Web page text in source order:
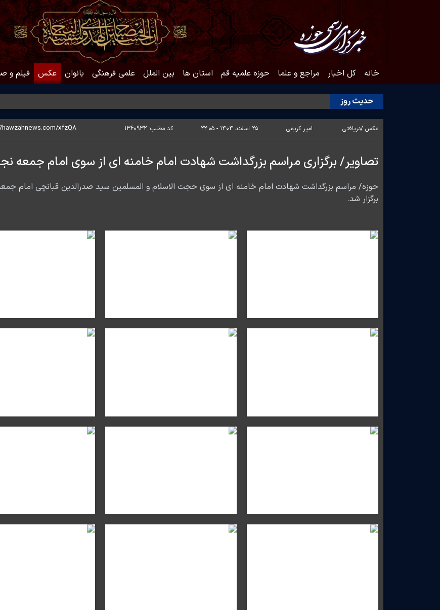
خانه کل اخبار مراجع و علما حوزه علمیه قم استان ها بین الملل علمی فرهنگی بانوان عکس فیلم و
حدیث روز
عکس /دریافتی امیر کریمی ۲۵ اسفند ۱۴۰۴ - ۲۲:۰۵ کد مطلب: 1360932
تصاویر/ برگزاری مراسم بزرگداشت شهادت امام خامنه ای از سوی امام جمعه
حوزه/ مراسم بزرگداشت شهادت امام خامنه ای از سوی حجت الاسلام و المسلمین سید صدرالدین قبانچی امام
برگزار شد.